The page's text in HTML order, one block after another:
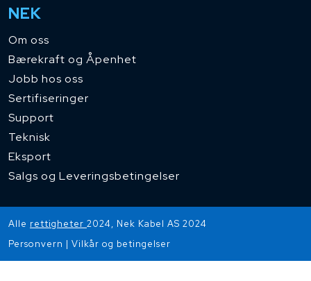
NEK
Om oss
Bærekraft og Åpenhet
Jobb hos oss
Sertifiseringer
Support
Teknisk
Eksport
Salgs og Leveringsbetingelser
Alle rettigheter 2024, Nek Kabel AS 2024
Personvern | Vilkår og betingelser